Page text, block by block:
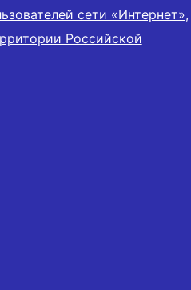
сети «Интернет»,
Российской